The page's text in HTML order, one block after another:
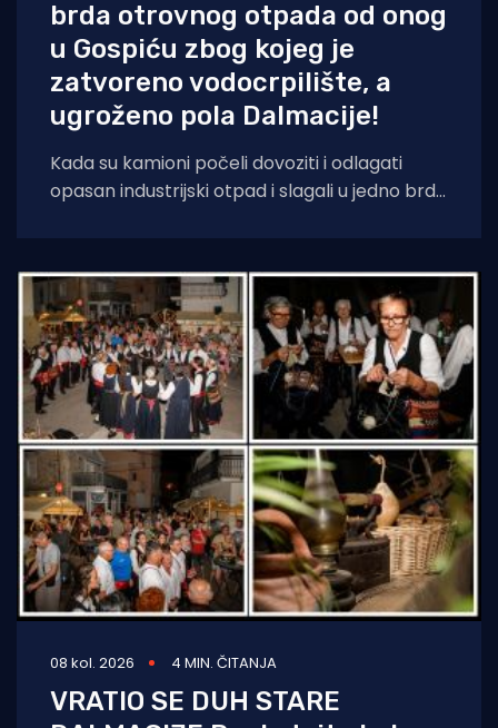
brda otrovnog otpada od onog
u Gospiću zbog kojeg je
zatvoreno vodocrpilište, a
ugroženo pola Dalmacije!
Kada su kamioni počeli dovoziti i odlagati
opasan industrijski otpad i slagali u jedno brdo
08 kol. 2026 4 MIN. ČITANJA
VRATIO SE DUH STARE